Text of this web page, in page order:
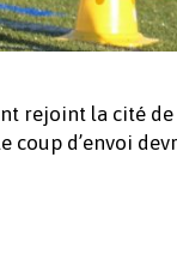
rejoint la cité
coup d’envoi